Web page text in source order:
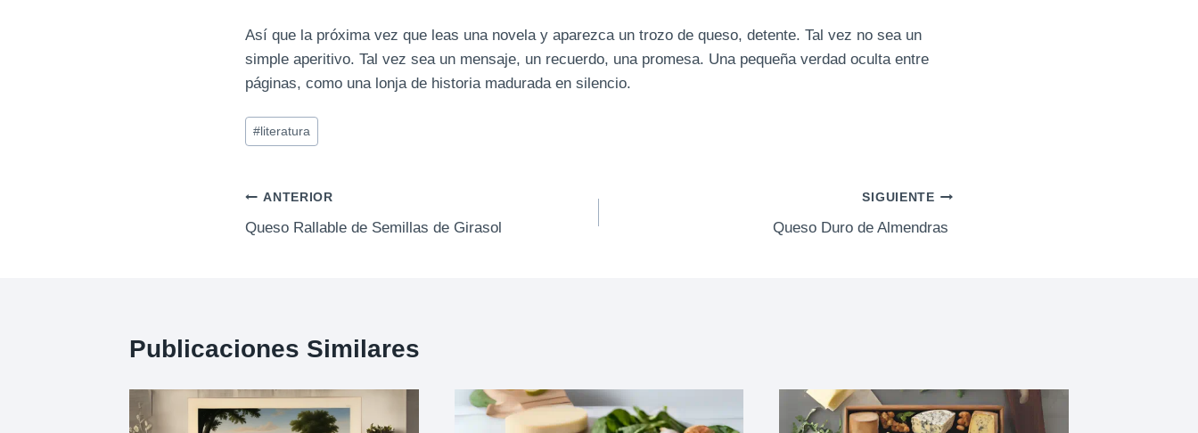
Así que la próxima vez que leas una novela y aparezca un trozo de queso, detente. Tal vez no sea un
simple aperitivo. Tal vez sea un mensaje, un recuerdo, una promesa. Una pequeña verdad oculta entre
páginas, como una lonja de historia madurada en silencio.
Etiquetas
de
entrada:
# literatura
Navegación
de
ANTERIOR
Queso Rallable de Semillas de Girasol
SIGUIENTE
Queso Duro de Almendras
Publicaciones Similares